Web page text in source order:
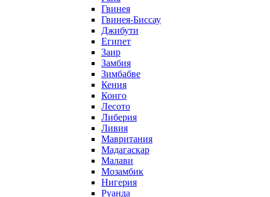
Гвинея
Гвинея-Биссау
Джибути
Египет
Заир
Замбия
Зимбабве
Кения
Конго
Лесото
Либерия
Ливия
Мавритания
Мадагаскар
Малави
Мозамбик
Нигерия
Руанда